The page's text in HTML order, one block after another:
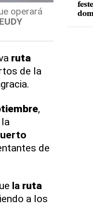
operará
ruta
de la
,
de
la ruta
a los